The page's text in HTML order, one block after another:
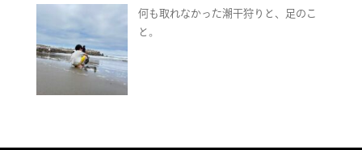
何も取れなかった潮干狩りと、足のこ
と。